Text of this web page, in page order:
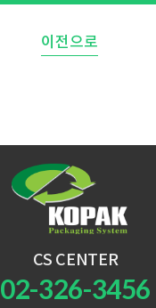
이전으로
CS CENTER
02-326-3456